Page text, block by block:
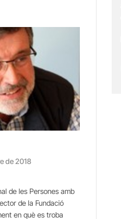
de 2018
de les Persones amb
de la Fundació
en què es troba